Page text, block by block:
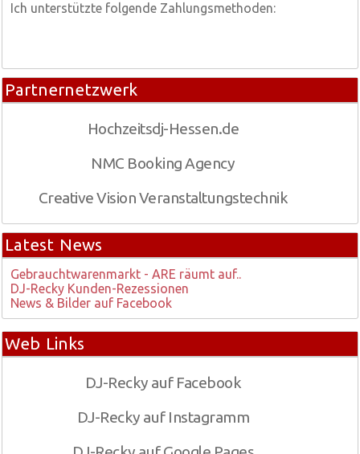
Ich unterstützte folgende Zahlungsmethoden:
Partnernetzwerk
Hochzeitsdj-Hessen.de
NMC Booking Agency
Creative Vision Veranstaltungstechnik
Latest News
Gebrauchtwarenmarkt - ARE räumt auf..
DJ-Recky Kunden-Rezessionen
News & Bilder auf Facebook
Web Links
DJ-Recky auf Facebook
DJ-Recky auf Instagramm